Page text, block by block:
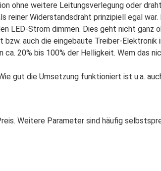
ohne weitere Leitungsverlegung oder
Widerstandsdraht prinzipiell egal
Strom dimmen. Dies geht nicht ganz
auch die eingebaute Treiber-
20% bis 100% der Helligkeit. Wem das
gut die Umsetzung funktioniert ist u.a.
Weitere Parameter sind häufig